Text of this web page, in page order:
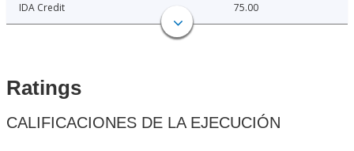
IDA Credit 75.00
Ratings
CALIFICACIONES DE LA EJECUCIÓN